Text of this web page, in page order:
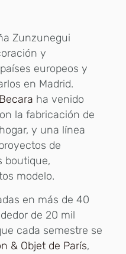
Zunzunegui
y
europeos y
en Madrid.
Becara ha venido
la fabricación de
y una línea
de
boutique,
modelo.
en más de 40
de 20 mil
cada semestre se
& Objet de París,